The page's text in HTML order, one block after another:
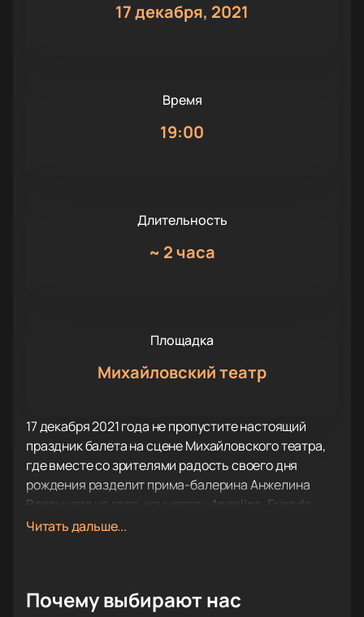
17 декабря, 2021
Время
19:00
Длительность
~ 2 часа
Площадка
Михайловский театр
17 декабря 2021 года не пропустите настоящий
праздник балета на сцене Михайловского театра,
где вместе со зрителями радость своего дня
рождения разделит прима-балерина Анжелина
Воронцова на гала-концерте «Angelina. Friends.
Gala». В рамках концерта вы встретите известных
концерта, помимо виновницы торжества, - Мария
Читать дальше...
Почему выбирают нас